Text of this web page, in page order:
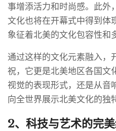
事增添活力和时尚感。此外
文化也将在开幕式中得到体
象征着北美的文化包容性和
通过这样的文化元素融入，
祝，它更是北美地区各国文
视觉的表现形式，还是从音
向全世界展示北美文化的独
2、科技与艺术的完